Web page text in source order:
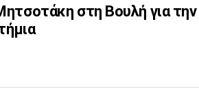
στη Βουλή για την